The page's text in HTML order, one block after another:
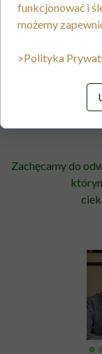
Zachęcamy do
funkcjonować i
możemy
>Polityka